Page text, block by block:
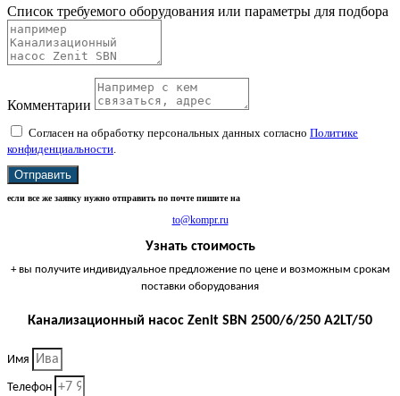
Список требуемого оборудования или параметры для подбора
Комментарии
Согласен на обработку персональных данных согласно Политике
конфиденциальности.
Отправить
если все же заявку нужно отправить по почте пишите на
to@kompr.ru
Узнать стоимость
+ вы получите индивидуальное предложение по цене и возможным срокам
поставки оборудования
Канализационный насос Zenit SBN 2500/6/250 A2LT/50
Имя
Телефон